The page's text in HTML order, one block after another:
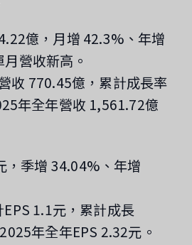
億，月增 42.3%、年增
月營收新高 。
收 770.45億，累計成長率
年全年營收 1,561.72億
，季增 34.04%、年增
1.1元，累計成長
年全年EPS 2.32元。